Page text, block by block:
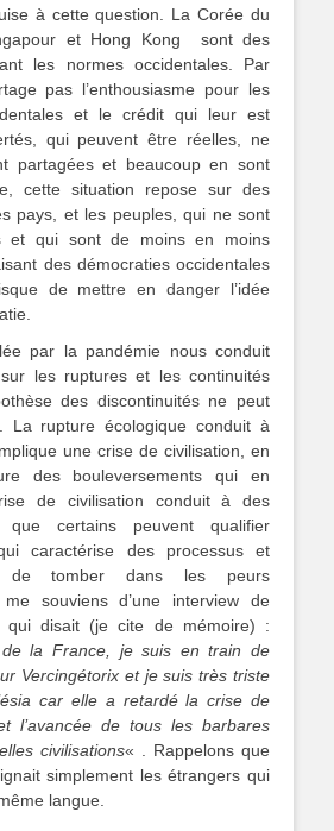
à cette question. La Corée du
et Hong Kong sont des
les normes occidentales. Par
pas l’enthousiasme pour les
et le crédit qui leur est
qui peuvent être réelles, ne
partagées et beaucoup en sont
cette situation repose sur des
pays, et les peuples, qui ne sont
et qui sont de moins en moins
des démocraties occidentales
de mettre en danger l’idée
par la pandémie nous conduit
les ruptures et les continuités
des discontinuités ne peut
La rupture écologique conduit à
une crise de civilisation, en
des bouleversements qui en
de civilisation conduit à des
que certains peuvent qualifier
caractérise des processus et
de tomber dans les peurs
souviens d’une interview de
qui disait (je cite de mémoire) :
de la France, je suis en train de
Vercingétorix et je suis très triste
car elle a retardé la crise de
l’avancée de tous les barbares
civilisations« . Rappelons que
simplement les étrangers qui
langue.